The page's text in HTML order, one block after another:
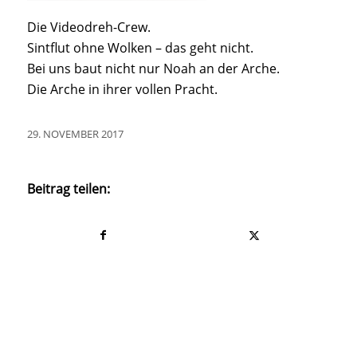
Die Videodreh-Crew.
Sintflut ohne Wolken – das geht nicht.
Bei uns baut nicht nur Noah an der Arche.
Die Arche in ihrer vollen Pracht.
29. NOVEMBER 2017
Beitrag teilen: